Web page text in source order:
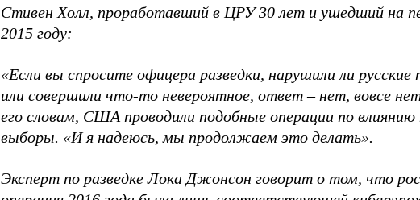
Стивен Холл, проработавший в ЦРУ 30 лет и ушедший на
2015 году:
«Если вы спросите офицера разведки, нарушили ли русские
или совершили что-то невероятное, ответ – нет, вовсе
его словам, США проводили подобные операции по влиянию
выборы. «И я надеюсь, мы продолжаем это делать».
Эксперт по разведке Лока Джонсон говорит о том, что